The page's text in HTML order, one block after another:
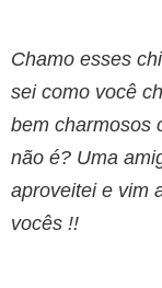
Chamo esses
sei como você
bem charmosos
não é? Uma
aproveitei e vim
vocês !!